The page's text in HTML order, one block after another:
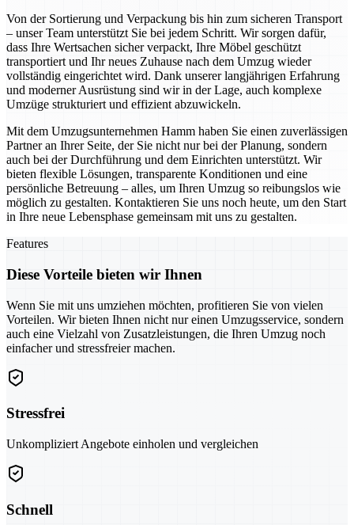
Von der Sortierung und Verpackung bis hin zum sicheren Transport
– unser Team unterstützt Sie bei jedem Schritt. Wir sorgen dafür,
dass Ihre Wertsachen sicher verpackt, Ihre Möbel geschützt
transportiert und Ihr neues Zuhause nach dem Umzug wieder
vollständig eingerichtet wird. Dank unserer langjährigen Erfahrung
und moderner Ausrüstung sind wir in der Lage, auch komplexe
Umzüge strukturiert und effizient abzuwickeln.
Mit dem Umzugsunternehmen Hamm haben Sie einen zuverlässigen
Partner an Ihrer Seite, der Sie nicht nur bei der Planung, sondern
auch bei der Durchführung und dem Einrichten unterstützt. Wir
bieten flexible Lösungen, transparente Konditionen und eine
persönliche Betreuung – alles, um Ihren Umzug so reibungslos wie
möglich zu gestalten. Kontaktieren Sie uns noch heute, um den Start
in Ihre neue Lebensphase gemeinsam mit uns zu gestalten.
Features
Diese Vorteile bieten wir Ihnen
Wenn Sie mit uns umziehen möchten, profitieren Sie von vielen
Vorteilen. Wir bieten Ihnen nicht nur einen Umzugsservice, sondern
auch eine Vielzahl von Zusatzleistungen, die Ihren Umzug noch
einfacher und stressfreier machen.
Stressfrei
Unkompliziert Angebote einholen und vergleichen
Schnell